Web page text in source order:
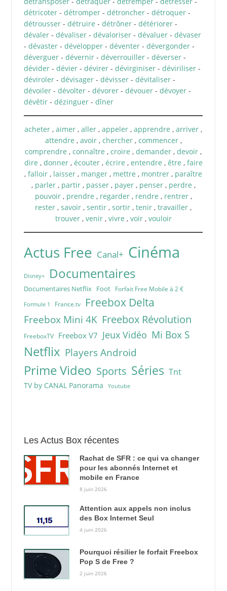
détricoter- détromper- détroncher- détroquer-
détrousser- détruire - détrôner- détériorer-
dévaler- dévaliser- dévaloriser- dévaluer- dévaser
- dévaster- développer- déventer- dévergonder-
déverguer- dévernir- déverrouiller- déverser-
dévider- dévier- dévirer- dévirginiser- déviriliser-
déviroler- dévisager- dévisser- dévitaliser-
dévoiler- dévolter- dévorer- dévouer- dévoyer-
dévêtir- dézinguer- dîner
acheter , aimer , aller , appeler , apprendre , arriver ,
attendre , avoir, chercher, commencer,
comprendre , connaître , croire , demander , devoir ,
dire , donner, écouter, écrire , entendre , être , faire
, falloir , laisser , manger , mettre , montrer , paraître
, parler, partir, passer, payer, penser, perdre ,
pouvoir, prendre , regarder, rendre , rentrer,
rester , savoir , sentir , sortir , tenir , travailler ,
trouver, venir, vivre , voir, vouloir
Actus Free Canal+ Cinéma
Disney+ Documentaires
Documentaires Netflix Foot Forfait Free Mobile à 2 €
Formule 1 France.tv Freebox Delta
Freebox Mini 4K Freebox Révolution
FreeboxTV Freebox V7 Jeux Vidéo Mi Box S
Netflix Players Android
Prime Video Sports Séries Tnt
TV by CANAL Panorama Youtube
Les Actus Box récentes
Rachat de SFR : ce qui va changer
pour les abonnés Internet et
mobile en France
8 juin 2026
Attention aux appels non inclus
des Box Internet Seul
4 juin 2026
Pourquoi résilier le forfait Freebox
Pop S de Free ?
2 juin 2026